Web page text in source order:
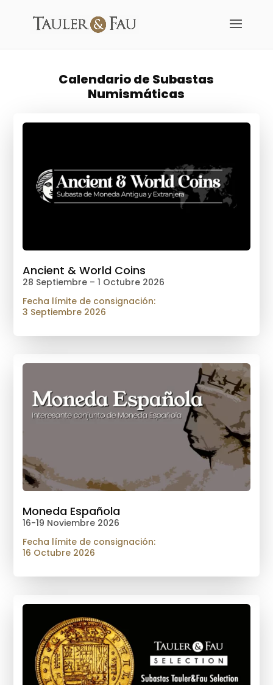
Calendario de Subastas
Numismáticas
Ancient & World Coins
28 Septiembre – 1 Octubre 2026
Fecha límite de consignación:
3 Septiembre 2026
Moneda Española
16-19 Noviembre 2026
Fecha límite de consignación:
16 Octubre 2026